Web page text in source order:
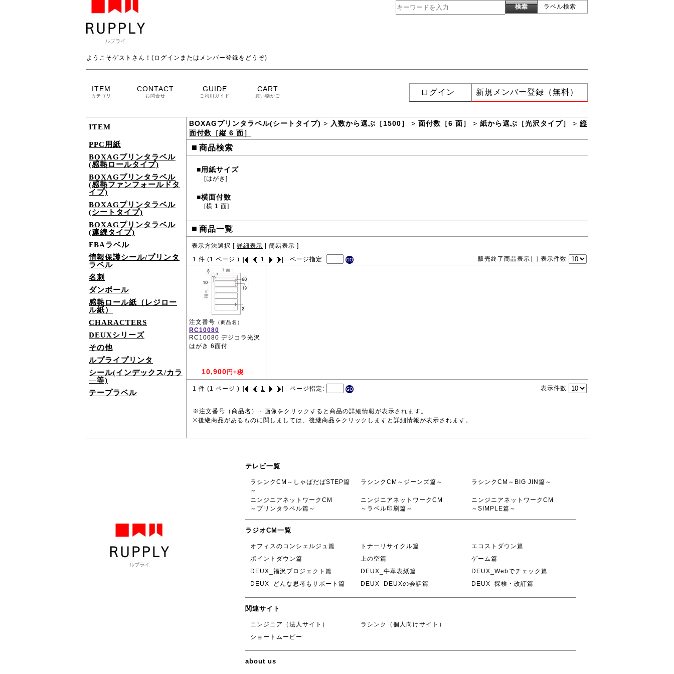
ラベル検索
ようこそゲストさん！(ログインまたはメンバー登録をどうぞ)
ITEM
カテゴリ
CONTACT
お問合せ
GUIDE
ご利用ガイド
CART
買い物かご ログイン 新規メンバー登録（無料）
ITEM
PPC用紙
BOXAGプリンタラベル
(感熱ロールタイプ)
BOXAGプリンタラベル
(感熱ファンフォールドタ
イプ)
BOXAGプリンタラベル
(シートタイプ)
BOXAGプリンタラベル
(連続タイプ)
FBAラベル
情報保護シール/プリンタ
ラベル
名刺
ダンボール
感熱ロール紙（レジロー
ル紙）
CHARACTERS
DEUXシリーズ
その他
ルプライプリンタ
シール(インデックス/カラ
―等)
テープラベル
BOXAGプリンタラベル(シートタイプ) > 入数から選ぶ［1500］ > 面付数［6 面］ > 紙から選ぶ［光沢タイプ］ > 縦
面付数［縦 6 面］
■ 商品検索
■用紙サイズ
[はがき]
■横面付数
[横 1 面]
■ 商品一覧
表示方法選択 [ 詳細表示 簡易表示 ]
1 件 (1 ページ ) 1 ページ指定: 販売終了商品表示 表示件数
注文番号 （商品名）
RC10080
RC10080 デジコラ光沢
はがき 6面付
10,900 円+税
1 件 (1 ページ ) 1 ページ指定: 表示件数
※注文番号（商品名）・画像をクリックすると商品の詳細情報が表示されます。
※後継商品があるものに関しましては、後継商品をクリックしますと詳細情報が表示されます。
テレビ一覧
ラシンクCM～しゃばだばSTEP篇
～
ラシンクCM～ジーンズ篇～ ラシンクCM～BIG JIN篇～
ニンジニアネットワークCM
～プリンタラベル篇～
ニンジニアネットワークCM
～ラベル印刷篇～
ニンジニアネットワークCM
～SIMPLE篇～
ラジオCM一覧
オフィスのコンシェルジュ篇 トナーリサイクル篇
エコストダウン篇
ポイントダウン篇
上の空篇
ゲーム篇
DEUX_福沢プロジェクト篇
DEUX_牛革表紙篇
DEUX_Webでチェック篇
DEUX_どんな思考もサポート篇
DEUX_DEUXの会話篇 DEUX_探検・改訂篇
関連サイト
ニンジニア（法人サイト）
ラシンク（個人向けサイト）
ショートムービー
about us